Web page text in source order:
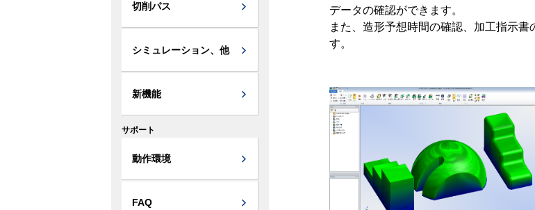
切削パス
シミュレーション、他
新機能
サポート
動作環境
FAQ
データの確認ができます。
また、造形予想時間の確認、加工指示書
す。